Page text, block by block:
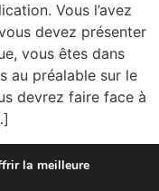
Vous l’avez
devez présenter
vous êtes dans
au préalable sur le
devrez faire face à
Prochain
la meilleure